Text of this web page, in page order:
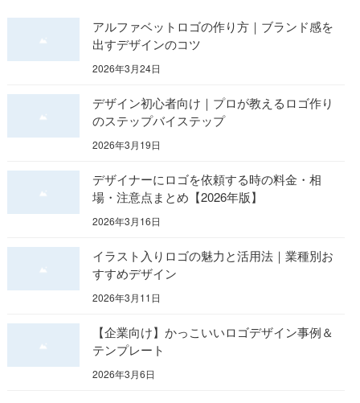
アルファベットロゴの作り方｜ブランド感を
出すデザインのコツ
2026年3月24日
デザイン初心者向け｜プロが教えるロゴ作り
のステップバイステップ
2026年3月19日
デザイナーにロゴを依頼する時の料金・相
場・注意点まとめ【2026年版】
2026年3月16日
イラスト入りロゴの魅力と活用法｜業種別お
すすめデザイン
2026年3月11日
【企業向け】かっこいいロゴデザイン事例＆
テンプレート
2026年3月6日